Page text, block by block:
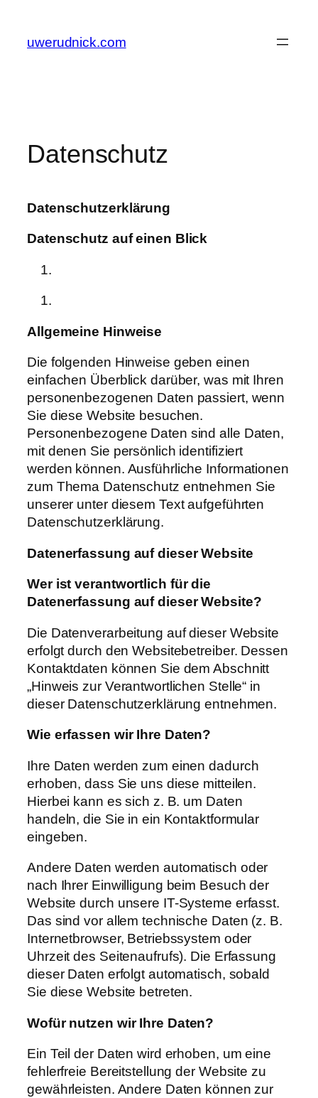
springen
uwerudnick.com
Datenschutz
Datenschutzerklärung
Datenschutz auf einen Blick
Allgemeine Hinweise
Die folgenden Hinweise geben einen
einfachen Überblick darüber, was mit Ihren
personenbezogenen Daten passiert, wenn
Sie diese Website besuchen.
Personenbezogene Daten sind alle Daten,
mit denen Sie persönlich identifiziert
werden können. Ausführliche Informationen
zum Thema Datenschutz entnehmen Sie
unserer unter diesem Text aufgeführten
Datenschutzerklärung.
Datenerfassung aufdieserWebsite
Wer istverantwortlich fürdie
Datenerfassung aufdieserWebsite?
Die Datenverarbeitung auf dieser Website
erfolgt durch den Websitebetreiber. Dessen
Kontaktdaten können Sie dem Abschnitt
„Hinweis zur Verantwortlichen Stelle“ in
dieser Datenschutzerklärung entnehmen.
Wie erfassen wirIhre Daten?
Ihre Daten werden zum einen dadurch
erhoben, dass Sie uns diese mitteilen.
Hierbei kann es sich z. B. um Daten
handeln, die Sie in ein Kontaktformular
eingeben.
Andere Daten werden automatisch oder
nach Ihrer Einwilligung beim Besuch der
Website durch unsere IT-Systeme erfasst.
Das sind vor allem technische Daten (z. B.
Internetbrowser, Betriebssystem oder
Uhrzeit des Seitenaufrufs). Die Erfassung
dieser Daten erfolgt automatisch, sobald
Sie diese Website betreten.
Wofürnutzen wirIhre Daten?
Ein Teil der Daten wird erhoben, um eine
fehlerfreie Bereitstellung der Website zu
gewährleisten. Andere Daten können zur